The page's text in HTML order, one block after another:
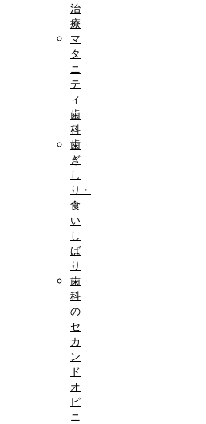
治
療
マ
タ
ニ
テ
ィ
歯
科
歯
ぎ
し
り・
食
い
し
ば
り
歯
科
の
セ
カ
ン
ド
オ
ピ
ニ